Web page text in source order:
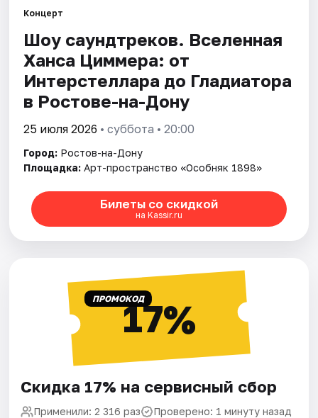
Города
Площадки
Артисты
Рейтинги
Концерт
Шоу саундтреков. Вселенная
Ханса Циммера: от
Интерстеллара до Гладиатора
в Ростове-на-Дону
25 июля 2026 • суббота • 20:00
Город: Ростов-на-Дону
Площадка: Арт-пространство «Особняк 1898»
Билеты со скидкой
на Kassir.ru
ПРОМОКОД17%
Скидка 17% на сервисный сбор
Применили: 2 316 раз Проверено: 1 минуту назад